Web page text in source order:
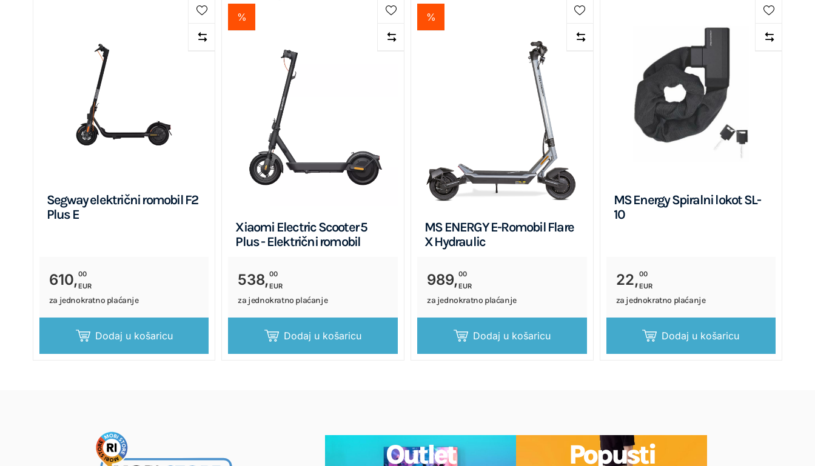
Segway električni romobil F2
Plus E
610,00
EUR
za jednokratno plaćanje
Dodaj u košaricu
%
Xiaomi Electric Scooter 5
Plus - Električni romobil
538,00
EUR
za jednokratno plaćanje
Dodaj u košaricu
%
MS ENERGY E-Romobil Flare
X Hydraulic
989,00
EUR
za jednokratno plaćanje
Dodaj u košaricu
MS Energy Spiralni lokot SL-
10
22,00
EUR
za jednokratno plaćanje
Dodaj u košaricu
Outlet Popusti